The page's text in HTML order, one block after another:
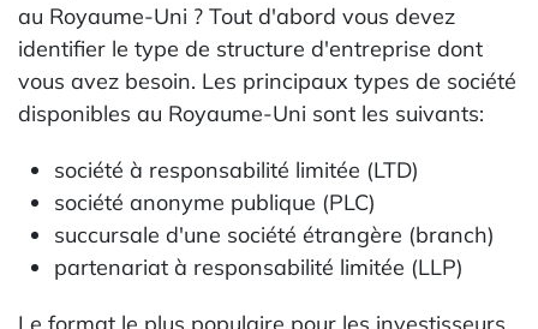
au Royaume-Uni ? Tout d'abord vous devez
identifier le type de structure d'entreprise dont
vous avez besoin. Les principaux types de société
disponibles au Royaume-Uni sont les suivants:
société à responsabilité limitée (LTD)
société anonyme publique (PLC)
succursale d'une société étrangère (branch)
partenariat à responsabilité limitée (LLP)
Le format le plus populaire pour les investisseurs